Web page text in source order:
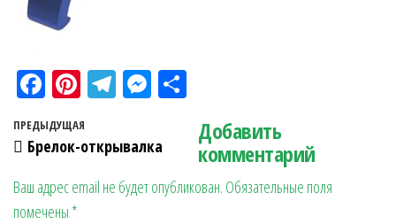
Fa
ce
bo
Pi
nt
er
t
Te
gr
m
M
se
ge
ра
в
ит
Навигация по записям
Предыдущая запись
ПРЕДЫДУЩАЯ
Брелок-открывалка
Добавить
комментарий
Ваш адрес email не будет опубликован. Обязательные поля
помечены *